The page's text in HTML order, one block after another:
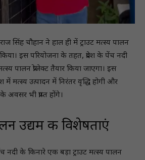
सिंह चौहान ने हाल ही में ट्राउट मत्स्य पालन
इस परियोजना के तहत, प्रदेश के पेंच नदी
पालन प्रोजेक्ट तैयार किया जाएगा। इस
में मत्स्य उत्पादन में निरंतर वृद्धि होगी और
अवसर भी प्राप्त होंगे।
उद्यम की विशेषताएं
के किनारे एक बड़ा ट्राउट मत्स्य पालन